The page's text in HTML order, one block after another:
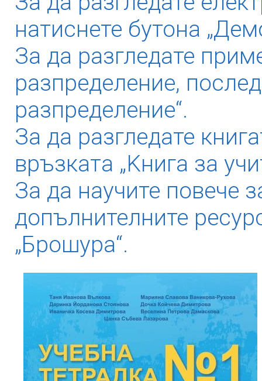
натиснете бутона
За да разгледате
разпределение,
разпределение“.
За да разгледате
връзката „Kнига за
За да научите повече
допълнителните
„Брошура“.